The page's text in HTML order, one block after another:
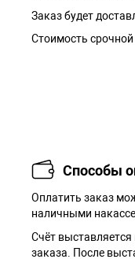
Заказ будет
Стоимость
Способы
Оплатить заказ
наличными
Cчёт
заказа. После